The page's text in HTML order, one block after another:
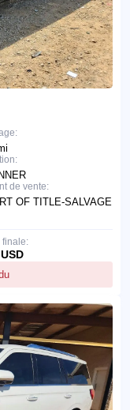
de vente:
OF TITLE-SALVAGE
finale: